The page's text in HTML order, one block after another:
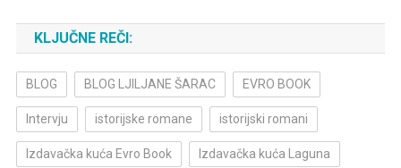
KLJUČNE REČI:
BLOG BLOG LJILJANE ŠARAC EVRO BOOK
Intervju istorijske romane istorijski romani
Izdavačka kuća Evro Book Izdavačka kuća Laguna